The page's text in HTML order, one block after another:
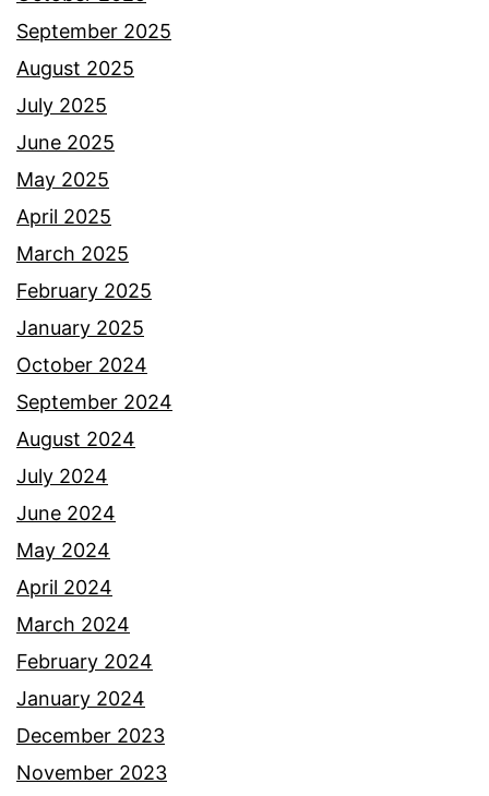
September 2025
August 2025
July 2025
June 2025
May 2025
April 2025
March 2025
February 2025
January 2025
October 2024
September 2024
August 2024
July 2024
June 2024
May 2024
April 2024
March 2024
February 2024
January 2024
December 2023
November 2023